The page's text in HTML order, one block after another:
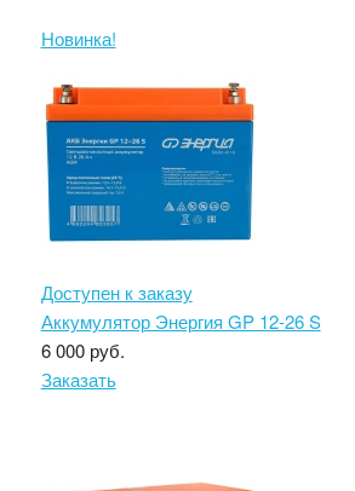
Новинка!
Доступен к заказу
Аккумулятор Энергия GP 12-26 S
6 000 руб.
Заказать